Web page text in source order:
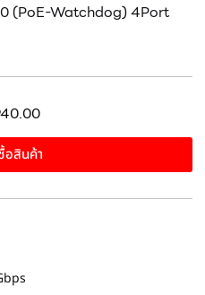
(PoE-Watchdog) 4Port
อสินค้า